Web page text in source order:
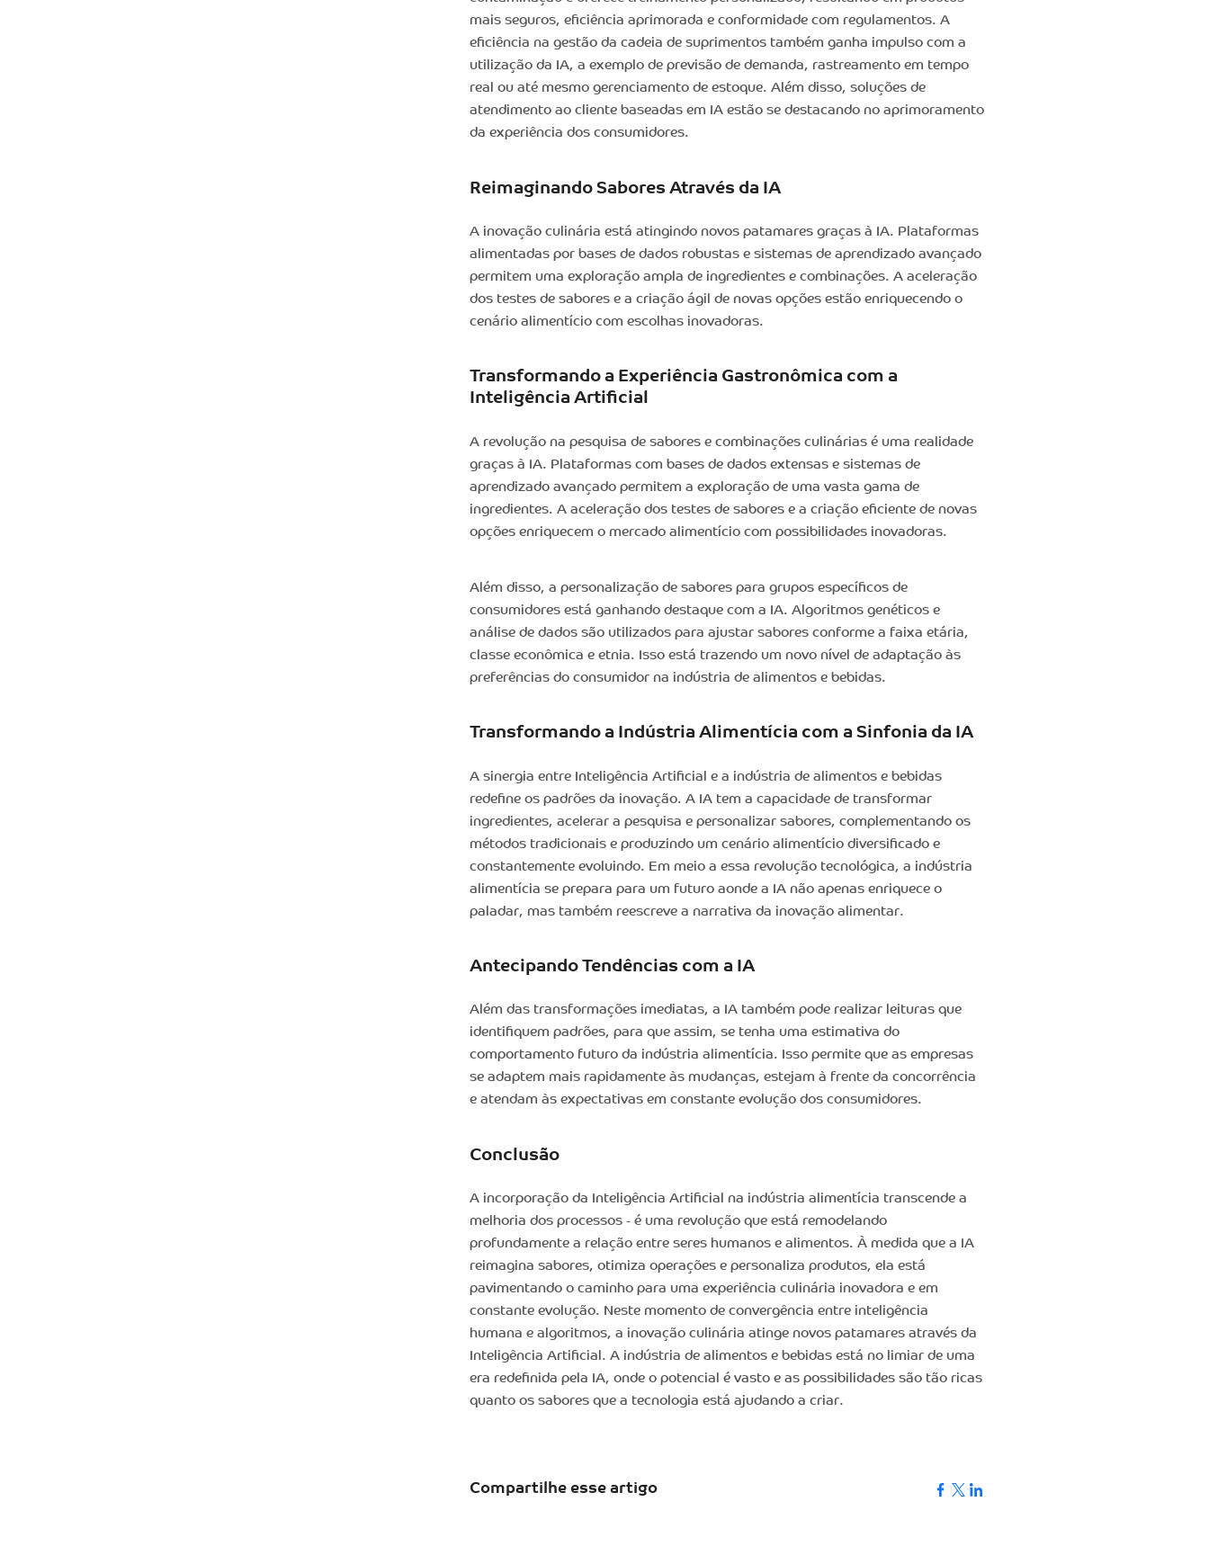
mais seguros, eficiência aprimorada e conformidade com regulamentos. A
eficiência na gestão da cadeia de suprimentos também ganha impulso com a
utilização da IA, a exemplo de previsão de demanda, rastreamento em tempo
real ou até mesmo gerenciamento de estoque. Além disso, soluções de
atendimento ao cliente baseadas em IA estão se destacando no aprimoramento
da experiência dos consumidores.
Reimaginando Sabores Através da IA
A inovação culinária está atingindo novos patamares graças à IA. Plataformas
alimentadas por bases de dados robustas e sistemas de aprendizado avançado
permitem uma exploração ampla de ingredientes e combinações. A aceleração
dos testes de sabores e a criação ágil de novas opções estão enriquecendo o
cenário alimentício com escolhas inovadoras.
Transformando a Experiência Gastronômica com a
Inteligência Artificial
A revolução na pesquisa de sabores e combinações culinárias é uma realidade
graças à IA. Plataformas com bases de dados extensas e sistemas de
aprendizado avançado permitem a exploração de uma vasta gama de
ingredientes. A aceleração dos testes de sabores e a criação eficiente de novas
opções enriquecem o mercado alimentício com possibilidades inovadoras.
Além disso, a personalização de sabores para grupos específicos de
consumidores está ganhando destaque com a IA. Algoritmos genéticos e
análise de dados são utilizados para ajustar sabores conforme a faixa etária,
classe econômica e etnia. Isso está trazendo um novo nível de adaptação às
preferências do consumidor na indústria de alimentos e bebidas.
Transformando a Indústria Alimentícia com a Sinfonia da IA
A sinergia entre Inteligência Artificial e a indústria de alimentos e bebidas
redefine os padrões da inovação. A IA tem a capacidade de transformar
ingredientes, acelerar a pesquisa e personalizar sabores, complementando os
métodos tradicionais e produzindo um cenário alimentício diversificado e
constantemente evoluindo. Em meio a essa revolução tecnológica, a indústria
alimentícia se prepara para um futuro aonde a IA não apenas enriquece o
paladar, mas também reescreve a narrativa da inovação alimentar.
Antecipando Tendências com a IA
Além das transformações imediatas, a IA também pode realizar leituras que
identifiquem padrões, para que assim, se tenha uma estimativa do
comportamento futuro da indústria alimentícia. Isso permite que as empresas
se adaptem mais rapidamente às mudanças, estejam à frente da concorrência
e atendam às expectativas em constante evolução dos consumidores.
Conclusão
A incorporação da Inteligência Artificial na indústria alimentícia transcende a
melhoria dos processos - é uma revolução que está remodelando
profundamente a relação entre seres humanos e alimentos. À medida que a IA
reimagina sabores, otimiza operações e personaliza produtos, ela está
pavimentando o caminho para uma experiência culinária inovadora e em
constante evolução. Neste momento de convergência entre inteligência
humana e algoritmos, a inovação culinária atinge novos patamares através da
Inteligência Artificial. A indústria de alimentos e bebidas está no limiar de uma
era redefinida pela IA, onde o potencial é vasto e as possibilidades são tão ricas
quanto os sabores que a tecnologia está ajudando a criar.
Compartilhe esse artigo